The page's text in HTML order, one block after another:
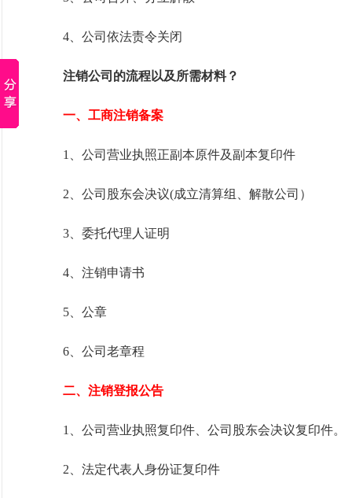
4、公司依法责令关闭
注销公司的流程以及所需材料？
一、工商注销备案
1、公司营业执照正副本原件及副本复印件
2、公司股东会决议(成立清算组、解散公司）
3、委托代理人证明
4、注销申请书
5、公章
6、公司老章程
二、注销登报公告
1、公司营业执照复印件、公司股东会决议复印件。
2、法定代表人身份证复印件